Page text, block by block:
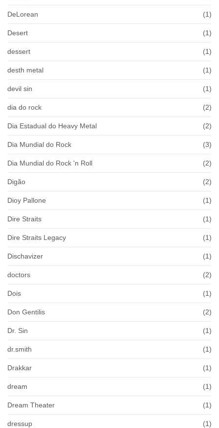
DeLorean (1)
Desert (1)
dessert (1)
desth metal (1)
devil sin (1)
dia do rock (2)
Dia Estadual do Heavy Metal (2)
Dia Mundial do Rock (3)
Dia Mundial do Rock 'n Roll (2)
Digão (2)
Dioy Pallone (1)
Dire Straits (1)
Dire Straits Legacy (1)
Dischavizer (1)
doctors (2)
Dois (1)
Don Gentilis (2)
Dr. Sin (1)
dr.smith (1)
Drakkar (1)
dream (1)
Dream Theater (1)
dressup (1)